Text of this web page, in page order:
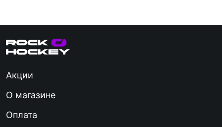
Акции
О магазине
Оплата